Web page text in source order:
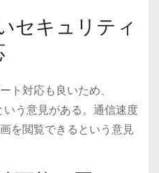
セキュリティ
ト対応も良いため、
う意見がある。通信速度
を閲覧できるという意見